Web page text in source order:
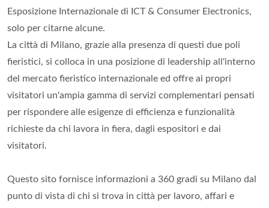
Esposizione Internazionale di ICT & Consumer Electronics,
solo per citarne alcune.
La città di Milano, grazie alla presenza di questi due poli
fieristici, si colloca in una posizione di leadership all'interno
del mercato fieristico internazionale ed offre ai propri
visitatori un'ampia gamma di servizi complementari pensati
per rispondere alle esigenze di efficienza e funzionalità
richieste da chi lavora in fiera, dagli espositori e dai
visitatori.
Questo sito fornisce informazioni a 360 gradi su Milano dal
punto di vista di chi si trova in città per lavoro, affari e